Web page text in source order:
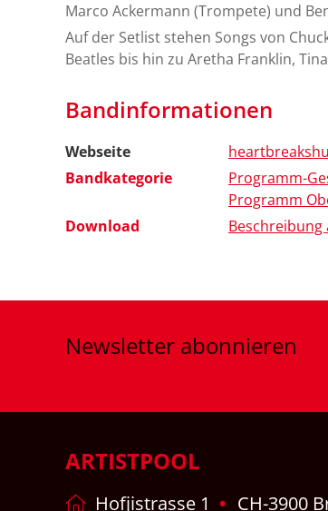
Marco Ackermann (Trompete) und
Auf der Setlist stehen Songs von
Beatles bis hin zu Aretha Franklin,
Bandinformationen
Webseite
Bandkategorie
Programm-
Programm
Download
Beschreibung
Newsletter abonnieren
ARTISTPOOL
Hofjistrasse 1 CH-3900